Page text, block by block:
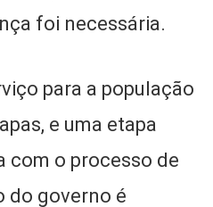
foi necessária.
para a população
e uma etapa
com o processo de
do governo é